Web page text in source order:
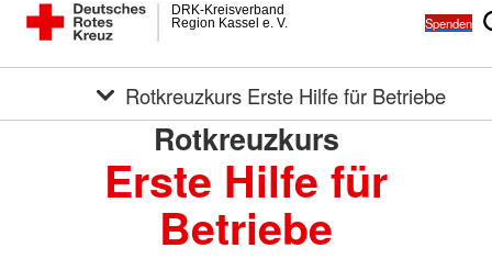
Region Kassel e. V.
DRK-Kreisverband
Spenden
Rotkreuzkurs Erste Hilfe für Betriebe
Rotkreuzkurs
Erste Hilfe für
Betriebe